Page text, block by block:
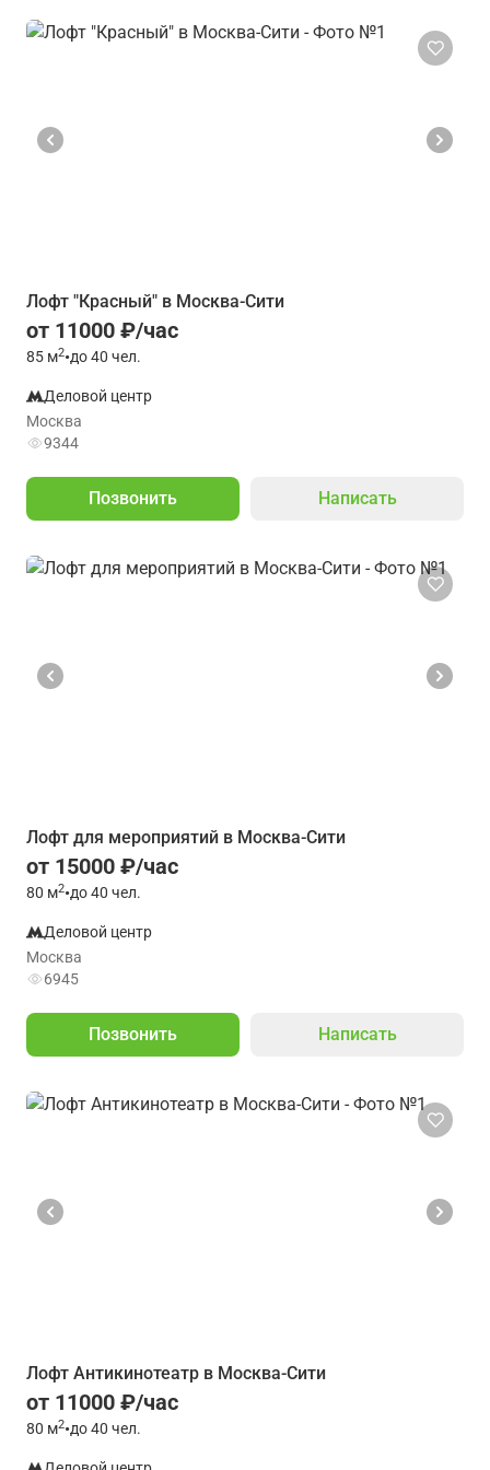
Лофт "Красный" в Москва-Сити
от 11000 ₽/час
85 м2•до 40 чел.
Деловой центр
Москва
9344
Позвонить Написать
Лофт для мероприятий в Москва-Сити
от 15000 ₽/час
80 м2•до 40 чел.
Деловой центр
Москва
6945
Позвонить Написать
Лофт Антикинотеатр в Москва-Сити
от 11000 ₽/час
80 м2•до 40 чел.